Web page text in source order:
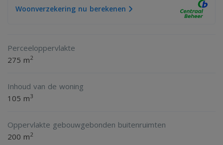
Woonverzekering nu berekenen
Perceeloppervlakte
275 m2
Inhoud van de woning
105 m3
Oppervlakte gebouwgebonden buitenruimten
200 m2